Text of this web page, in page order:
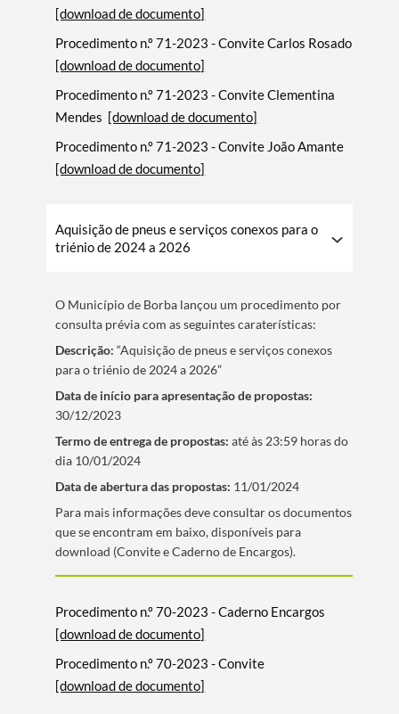
[download de documento]
Procedimento n.º 71-2023 - Convite Carlos Rosado
[download de documento]
Procedimento n.º 71-2023 - Convite Clementina
Mendes [download de documento]
Procedimento n.º 71-2023 - Convite João Amante
[download de documento]
Aquisição de pneus e serviços conexos para o
triénio de 2024 a 2026
O Municí­pio de Borba lançou um procedimento por
consulta prévia com as seguintes caraterí­sticas:
Descrição:“Aquisição de pneus e serviços conexos
para o triénio de 2024 a 2026”
Data de iní­cio para apresentação de propostas:
30/12/2023
Termo de entrega de propostas: até às 23:59 horas do
dia 10/01/2024
Data de abertura das propostas: 11/01/2024
​Para mais informações deve consultar os documentos
que se encontram em baixo, disponí­veis para
download (Convite e Caderno de Encargos).
Procedimento n.º 70-2023 - Caderno Encargos
[download de documento]
Procedimento n.º 70-2023 - Convite
[download de documento]